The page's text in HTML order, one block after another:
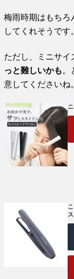
梅雨時期はもちろ
してくれそうです
ただし、ミニサイ
っと難しいかも 。
意してくださいね